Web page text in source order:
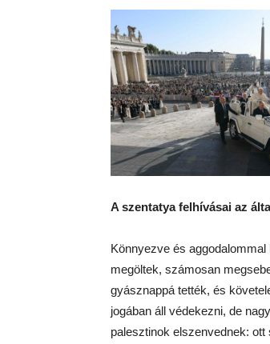
A szentatya felhívásai az
Könnyezve és
megöltek, számosan
gyásznappá tették, és
jogában áll védekezni, de
palesztinok elszenvednek: